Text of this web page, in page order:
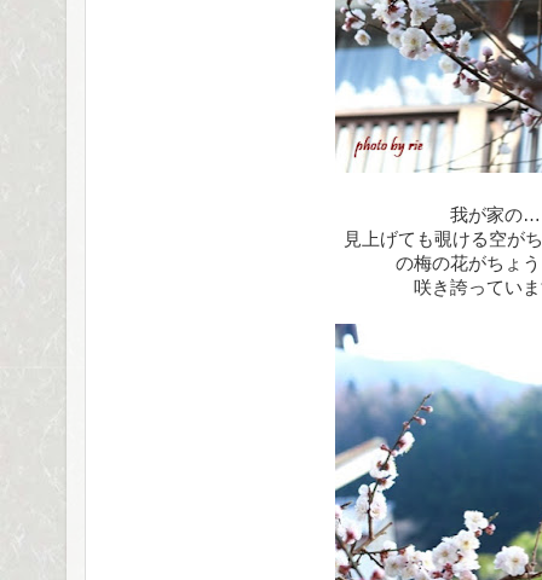
我が家の…
見上げても覗ける空が
の梅の花がちょ
咲き誇ってい